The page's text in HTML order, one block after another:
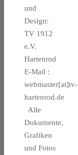
und
Design:
TV 1912
e.V.
Hartenrod
E-Mail :
webmaster[at]tv-
hartenrod.de
Alle
Dokumente,
Grafiken
und Fotos